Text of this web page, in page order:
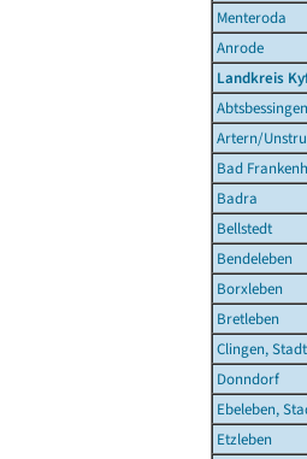
Menteroda
Anrode
Landkreis
Abtsbessingen
Artern/
Bad
Badra
Bellstedt
Bendeleben
Borxleben
Bretleben
Clingen, Stadt
Donndorf
Ebeleben,
Etzleben